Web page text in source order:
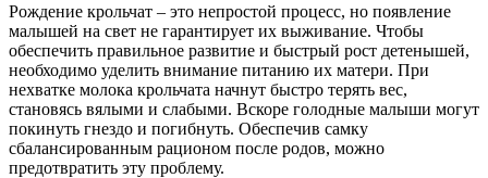
Рождение крольчат – это непростой процесс, но появление
малышей на свет не гарантирует их выживание. Чтобы
обеспечить правильное развитие и быстрый рост детенышей,
необходимо уделить внимание питанию их матери. При
нехватке молока крольчата начнут быстро терять вес,
становясь вялыми и слабыми. Вскоре голодные малыши могут
покинуть гнездо и погибнуть. Обеспечив самку
сбалансированным рационом после родов, можно
предотвратить эту проблему.